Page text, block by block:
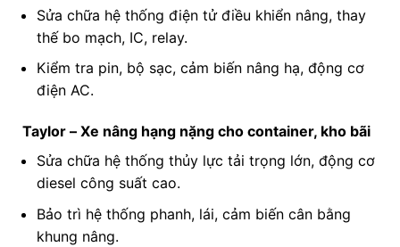
Sửa chữa hệ thống điện tử điều khiển nâng, thay
thế bo mạch, IC, relay.
Kiểm tra pin, bộ sạc, cảm biến nâng hạ, động cơ
điện AC.
Taylor – Xe nâng hạng nặng cho container, kho bãi
Sửa chữa hệ thống thủy lực tải trọng lớn, động cơ
diesel công suất cao.
Bảo trì hệ thống phanh, lái, cảm biến cân bằng
khung nâng.